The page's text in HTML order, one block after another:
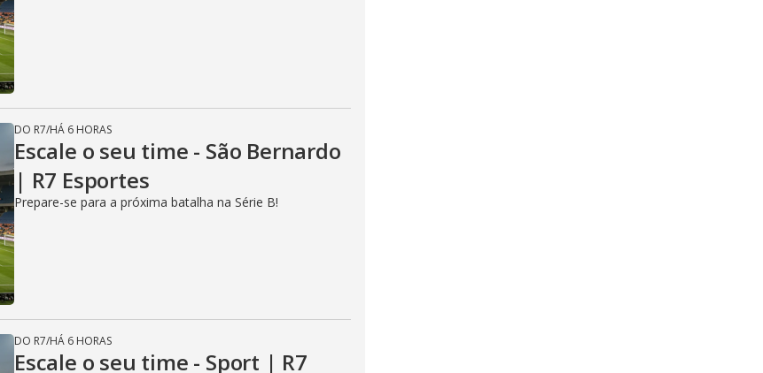
DO R7/HÁ 6 HORAS
Escale o seu time - São Bernardo
| R7 Esportes
Prepare-se para a próxima batalha na Série B!
DO R7/HÁ 6 HORAS
Escale o seu time - Sport | R7